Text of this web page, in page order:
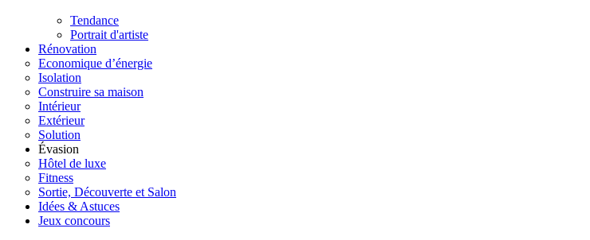
Tendance
Portrait d'artiste
Rénovation
Economique d’énergie
Isolation
Construire sa maison
Intérieur
Extérieur
Solution
Évasion
Hôtel de luxe
Fitness
Sortie, Découverte et Salon
Idées & Astuces
Jeux concours